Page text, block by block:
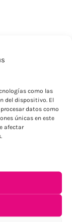
como las
del dispositivo. El
datos como
únicas en este
afectar